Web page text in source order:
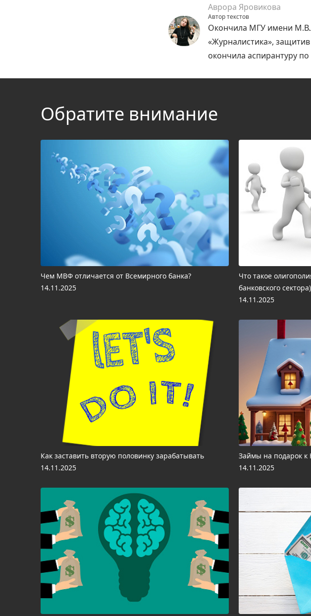
Аврора Яровикова
Автор текстов
Окончила МГУ имени
«Журналистика»,
окончила аспирантуру
Обратите внимание
Чем МВФ отличается от Всемирного банка?
14.11.2025
Что такое
банковского сектора)
14.11.2025
Как заставить вторую половинку зарабатывать
14.11.2025
Займы на подарок к
14.11.2025